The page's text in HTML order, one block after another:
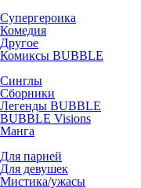
Супергероика
Комедия
Другое
Комиксы BUBBLE
Синглы
Сборники
Легенды BUBBLE
BUBBLE Visions
Манга
Для парней
Для девушек
Мистика/ужасы